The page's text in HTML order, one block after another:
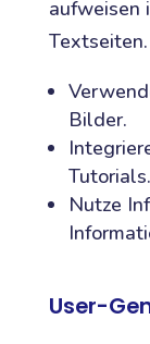
aufweisen
Textseiten.
Bilder.
Tutorials.
Nutze
User-